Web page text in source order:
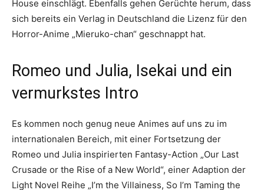
House einschlägt. Ebenfalls gehen Gerüchte herum, dass
sich bereits ein Verlag in Deutschland die Lizenz für den
Horror-Anime „Mieruko-chan“ geschnappt hat.
Romeo und Julia, Isekai und ein
vermurkstes Intro
Es kommen noch genug neue Animes auf uns zu im
internationalen Bereich, mit einer Fortsetzung der
Romeo und Julia inspirierten Fantasy-Action „Our Last
Crusade or the Rise of a New World“, einer Adaption der
Light Novel Reihe „I’m the Villainess, So I’m Taming the